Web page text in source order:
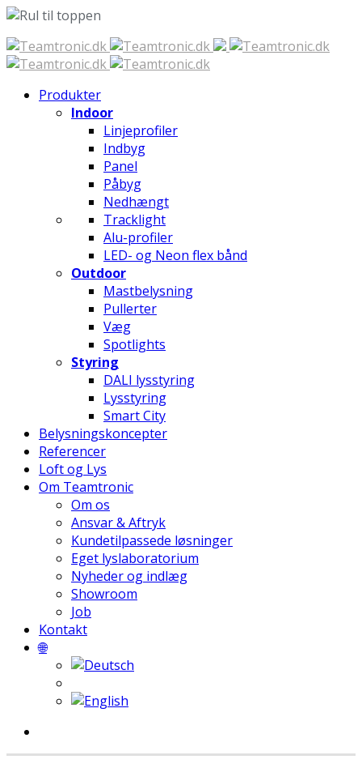
Spring
til
Produkter
Indoor
Linjeprofiler
Indbyg
Panel
Påbyg
Nedhængt
Tracklight
Alu-profiler
LED- og Neon flex bånd
Outdoor
Mastbelysning
Pullerter
Væg
Spotlights
Styring
DALI lysstyring
Lysstyring
Smart City
Belysningskoncepter
Referencer
Loft og Lys
Om Teamtronic
Om os
Ansvar & Aftryk
Kundetilpassede løsninger
Eget lyslaboratorium
Nyheder og indlæg
Showroom
Job
Kontakt
🌐